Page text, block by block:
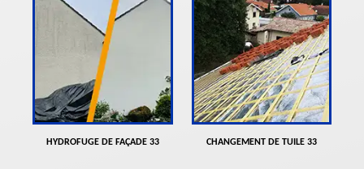
HYDROFUGE DE FAÇADE 33 CHANGEMENT DE TUILE 33